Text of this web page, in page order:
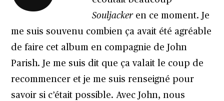
Souljackeren ce moment. Je
me suis souvenu combien ça avait été agréable
de faire cet album en compagnie de John
Parish. Je me suis dit que ça valait le coup de
recommencer et je me suis renseigné pour
savoir si c’était possible. Avec John, nous